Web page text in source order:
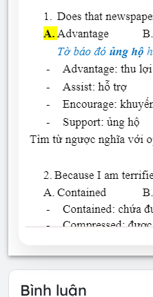
Bình luận